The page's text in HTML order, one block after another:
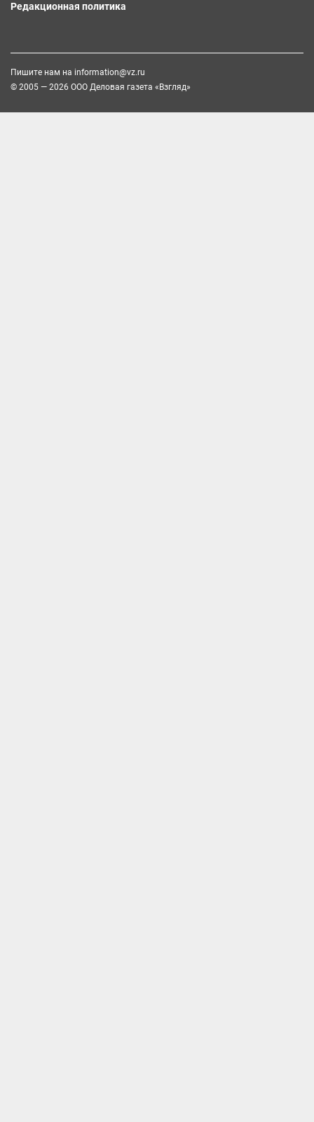
Редакционная политика
Пишите нам на information@vz.ru
© 2005 — 2026 ООО Деловая газета «Взгляд»